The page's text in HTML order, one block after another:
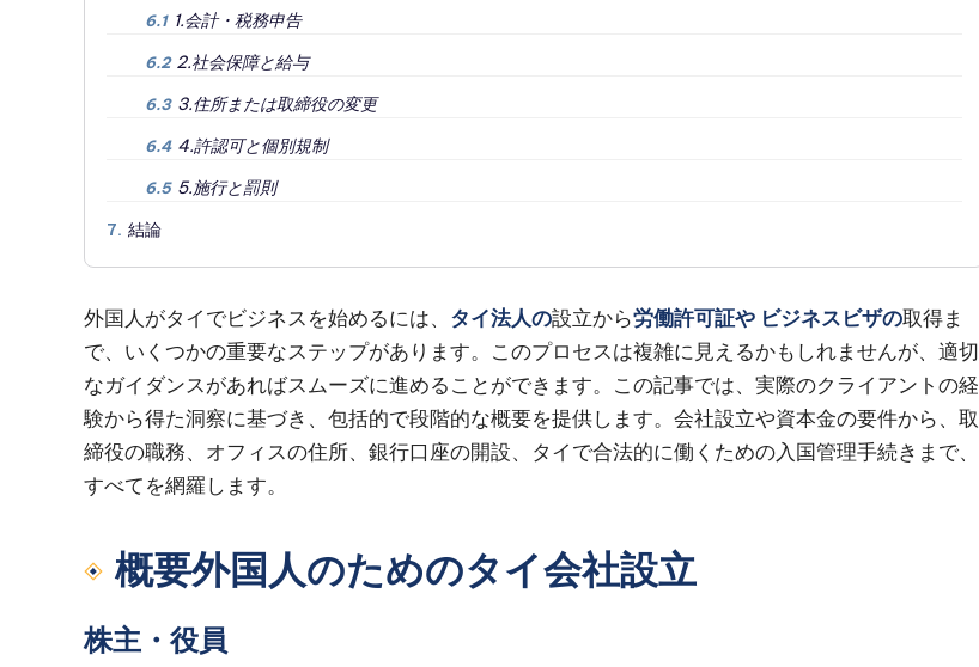
6.1 1.会計・税務申告
6.2 2.社会保障と給与
6.3 3.住所または取締役の変更
6.4 4.許認可と個別規制
6.5 5.施行と罰則
7. 結論
外国人がタイでビジネスを始めるには、 タイ法人の設立から労働許可証や ビジネスビザの取得ま
で、いくつかの重要なステップがあります。このプロセスは複雑に見えるかもしれませんが、適切
なガイダンスがあればスムーズに進めることができます。この記事では、実際のクライアントの経
験から得た洞察に基づき、包括的で段階的な概要を提供します。会社設立や資本金の要件から、取
締役の職務、オフィスの住所、銀行口座の開設、タイで合法的に働くための入国管理手続きまで、
すべてを網羅します。
概要外国人のためのタイ会社設立
株主・役員